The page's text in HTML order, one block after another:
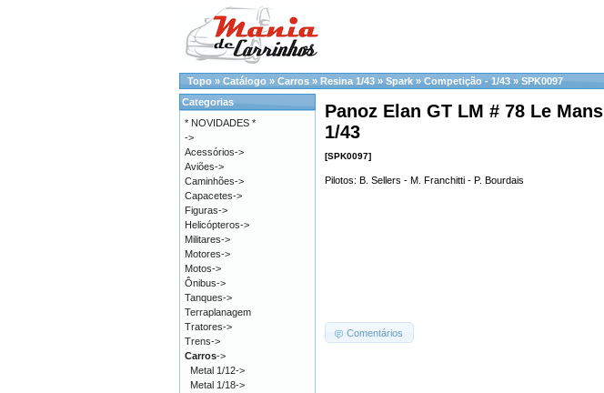
Topo » Catálogo » Carros » Resina 1/43 » Spark » Competição - 1/43 » SPK0097
Panoz Elan GT LM # 78 Le
1/43
[SPK0097]
Pilotos: B. Sellers - M. Franchitti - P. Bourdais
Comentários
Categorias
* NOVIDADES *
->
Acessórios->
Aviões->
Caminhões->
Capacetes->
Figuras->
Helicópteros->
Militares->
Motores->
Motos->
Ônibus->
Tanques->
Terraplanagem
Tratores->
Trens->
Carros->
Metal 1/12->
Metal 1/18->